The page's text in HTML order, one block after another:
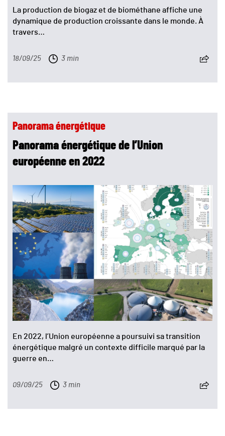
La production de biogaz et de biométhane affiche une
dynamique de production croissante dans le monde. À
travers…
18/09/25 3 min
Panorama énergétique
Panorama énergétique de l’Union
européenne en 2022
En 2022, l’Union européenne a poursuivi sa transition
énergétique malgré un contexte difficile marqué par la
guerre en…
09/09/25 3 min